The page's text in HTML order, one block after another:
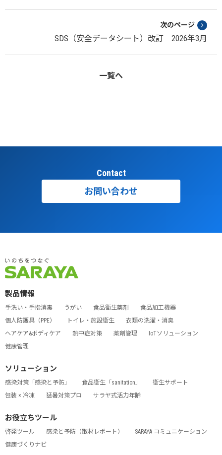
次のページ
SDS（安全データシート）改訂 2026年3月
一覧へ
Contact
お問い合わせ
製品情報
手洗い・手指消毒 うがい 食品衛生薬剤
食品加工機器
個人防護具（PPE）
トイレ・施設衛生
衣類の洗濯・消臭
ヘアケア&ボディケア
熱中症対策 薬剤管理
IoTソリューション
健康管理
ソリューション
感染対策「感染と予防」 食品衛生「sanitation」
衛生サポート
包装 × 冷凍
猛暑対策プロ サラヤ式活力年齢
お役立ちツール
啓発ツール 感染と予防（取材レポート）
SARAYA コミュニケーション
健康づくりナビ